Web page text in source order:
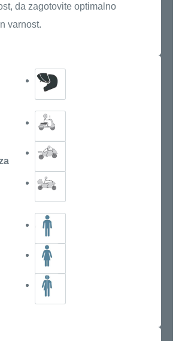
da zagotovite optimalno
varnost.